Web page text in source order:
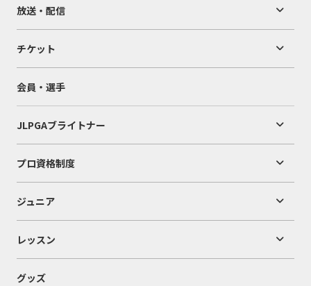
放送・配信
チケット
会員・選手
JLPGAブライトナー
プロ資格制度
ジュニア
レッスン
グッズ